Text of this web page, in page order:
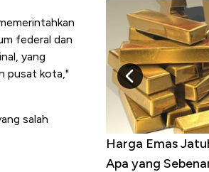
federal dan
yang
pusat kota,"
salah
Harga Emas
Apa yang